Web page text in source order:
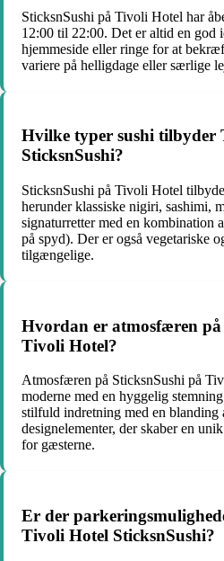
SticksnSushi på Tivoli Hotel har
12:00 til 22:00. Det er altid en god
hjemmeside eller ringe for at
variere på helligdage eller særlige
Hvilke typer sushi tilbyder
SticksnSushi?
SticksnSushi på Tivoli Hotel
herunder klassiske nigiri, sashimi,
signaturretter med en kombination
på spyd). Der er også vegetariske
tilgængelige.
Hvordan er atmosfæren på
Tivoli Hotel?
Atmosfæren på SticksnSushi på
moderne med en hyggelig
stilfuld indretning med en blanding
designelementer, der skaber en
for gæsterne.
Er der
Tivoli Hotel SticksnSushi?